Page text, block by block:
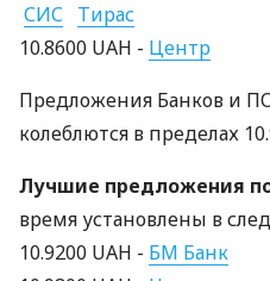
СИС Тирас
10.8600 UAH - Центр
Предложения Банков и
колеблются в пределах
Лучшие предложения
время установлены в
10.9200 UAH - БМ Банк